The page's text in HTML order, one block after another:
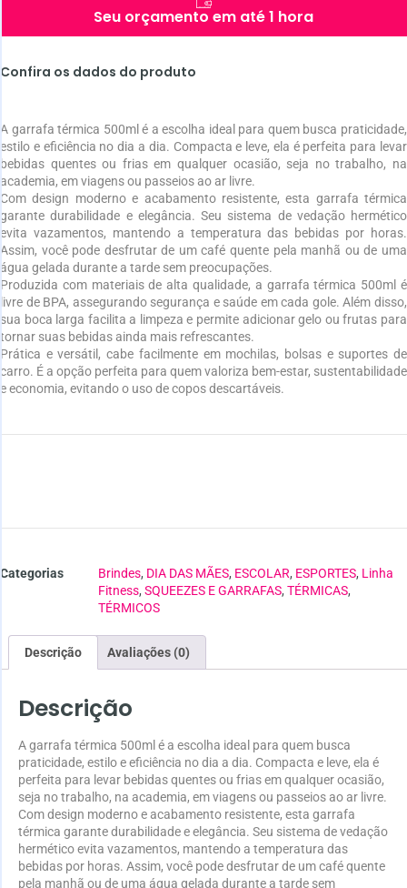
Seu orçamento em até 1 hora
Confira os dados do produto
A garrafa térmica 500ml é a escolha ideal para quem busca praticidade,
estilo e eficiência no dia a dia. Compacta e leve, ela é perfeita para levar
bebidas quentes ou frias em qualquer ocasião, seja no trabalho, na
academia, em viagens ou passeios ao ar livre.
Com design moderno e acabamento resistente, esta garrafa térmica
garante durabilidade e elegância. Seu sistema de vedação hermético
evita vazamentos, mantendo a temperatura das bebidas por horas.
Assim, você pode desfrutar de um café quente pela manhã ou de uma
água gelada durante a tarde sem preocupações.
Produzida com materiais de alta qualidade, a garrafa térmica 500ml é
livre de BPA, assegurando segurança e saúde em cada gole. Além disso,
sua boca larga facilita a limpeza e permite adicionar gelo ou frutas para
tornar suas bebidas ainda mais refrescantes.
Prática e versátil, cabe facilmente em mochilas, bolsas e suportes de
carro. É a opção perfeita para quem valoriza bem-estar, sustentabilidade
e economia, evitando o uso de copos descartáveis.
Categorias Brindes, DIA DAS MÃES, ESCOLAR, ESPORTES, Linha
Fitness, SQUEEZES E GARRAFAS, TÉRMICAS,
TÉRMICOS
Descrição Avaliações (0)
Descrição
A garrafa térmica 500ml é a escolha ideal para quem busca
praticidade, estilo e eficiência no dia a dia. Compacta e leve, ela é
perfeita para levar bebidas quentes ou frias em qualquer ocasião,
seja no trabalho, na academia, em viagens ou passeios ao ar livre.
Com design moderno e acabamento resistente, esta garrafa
térmica garante durabilidade e elegância. Seu sistema de vedação
hermético evita vazamentos, mantendo a temperatura das
bebidas por horas. Assim, você pode desfrutar de um café quente
pela manhã ou de uma água gelada durante a tarde sem